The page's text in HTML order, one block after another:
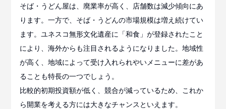
そば・うどん屋は、廃業率が高く、店舗数は減少傾向にあ
ります。一方で、そば・うどんの市場規模は増え続けてい
ます。ユネスコ無形文化遺産に「和食」が登録されたこと
により、海外からも注目されるようになりました。地域性
が高く、地域によって受け入れられやいメニューに差があ
ることも特長の一つでしょう。
比較的初期投資額が低く、競合が減っているため、これか
ら開業を考える方には大きなチャンスといえます。